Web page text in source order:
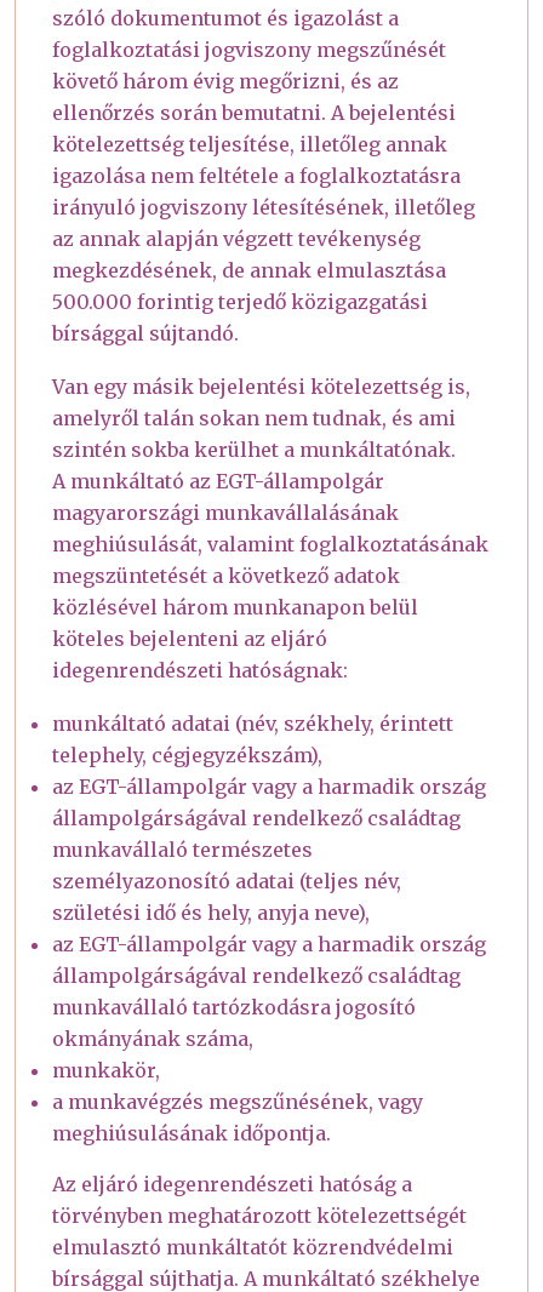
szóló dokumentumot és igazolást a
foglalkoztatási jogviszony megszűnését
követő három évig megőrizni, és az
ellenőrzés során bemutatni. A bejelentési
kötelezettség teljesítése, illetőleg annak
igazolása nem feltétele a foglalkoztatásra
irányuló jogviszony létesítésének, illetőleg
az annak alapján végzett tevékenység
megkezdésének, de annak elmulasztása
500.000 forintig terjedő közigazgatási
bírsággal sújtandó.
Van egy másik bejelentési kötelezettség is,
amelyről talán sokan nem tudnak, és ami
szintén sokba kerülhet a munkáltatónak.
A munkáltató az EGT-állampolgár
magyarországi munkavállalásának
meghiúsulását, valamint foglalkoztatásának
megszüntetését a következő adatok
közlésével három munkanapon belül
köteles bejelenteni az eljáró
idegenrendészeti hatóságnak:
munkáltató adatai (név, székhely, érintett
telephely, cégjegyzékszám),
az EGT-állampolgár vagy a harmadik ország
állampolgárságával rendelkező családtag
munkavállaló természetes
személyazonosító adatai (teljes név,
születési idő és hely, anyja neve),
az EGT-állampolgár vagy a harmadik ország
állampolgárságával rendelkező családtag
munkavállaló tartózkodásra jogosító
okmányának száma,
munkakör,
a munkavégzés megszűnésének, vagy
meghiúsulásának időpontja.
Az eljáró idegenrendészeti hatóság a
törvényben meghatározott kötelezettségét
elmulasztó munkáltatót közrendvédelmi
bírsággal sújthatja. A munkáltató székhelye